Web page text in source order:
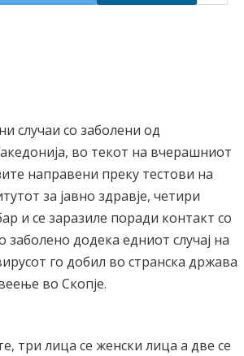
случаи со заболени од
во текот на вчерашниот
направени преку тестови на
за јавно здравје, четири
и се заразиле поради контакт со
заболено додека едниот случај на
го добил во странска држава
во Скопје.
три лица се женски лица а две се